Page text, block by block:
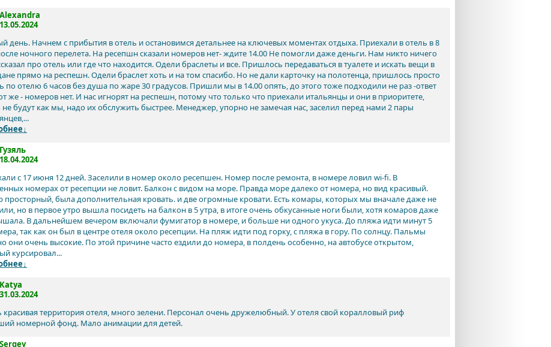
Alexandra
13.05.2024
день. Начнем с прибытия в отель и остановимся детальнее на ключевых моментах отдыха. Приехали в отель в 8
ночного перелета. На ресепшн сказали номеров нет- ждите 14.00 Не помогли даже деньги. Нам никто ничего
про отель или где что находится. Одели браслеты и все. Пришлось передаваться в туалете и искать вещи в
прямо на респешн. Одели браслет хоть и на том спасибо. Но не дали карточку на полотенца, пришлось просто
по отелю 6 часов без душа по жаре 30 градусов. Пришли мы в 14.00 опять, до этого тоже подходили не раз -ответ
же - номеров нет. И нас игнорят на респешн, потому что только что приехали итальянцы и они в приоритете,
будут как мы, надо их обслужить быстрее. Менеджер, упорно не замечая нас, заселил перед нами 2 пары
Гузяль
18.04.2024
с 17 июня 12 дней. Заселили в номер около ресепшен. Номер после ремонта, в номере ловил wi-fi. В
номерах от ресепции не ловит. Балкон с видом на море. Правда море далеко от номера, но вид красивый.
просторный, была дополнительная кровать. и две огромные кровати. Есть комары, которых мы вначале даже не
но в первое утро вышла посидеть на балкон в 5 утра, в итоге очень обкусанные ноги были, хотя комаров даже
В дальнейшем вечером включали фумигатор в номере, и больше ни одного укуса. До пляжа идти минут 5
так как он был в центре отеля около ресепции. На пляж идти под горку, с пляжа в гору. По солнцу. Пальмы
они очень высокие. По этой причине часто ездили до номера, в полдень особенно, на автобусе открытом,
курсировал...
Katya
31.03.2024
территория отеля, много зелени. Персонал очень дружелюбный. У отеля свой коралловый риф
номерной фонд. Мало анимации для детей.
Sergey